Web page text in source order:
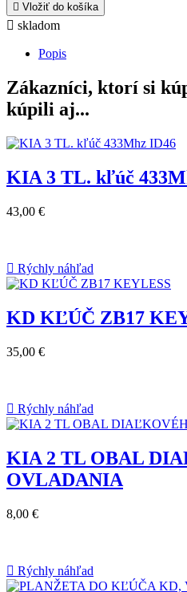
 Vložiť do košíka
 skladom
Popis
Zákazníci, ktorí si
kúpili aj...
KIA 3 TL. kľúč
43,00 €
 Rýchly náhľad
KD KĽÚČ ZB17
35,00 €
 Rýchly náhľad
KIA 2 TL OBAL
OVLADANIA
8,00 €
 Rýchly náhľad